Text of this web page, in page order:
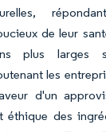
de leur
plus larges
les
d'un
éthique des